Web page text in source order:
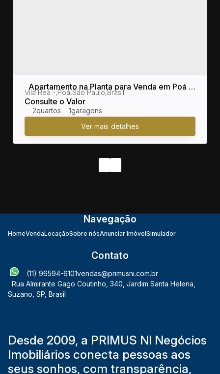
Apartamento na Planta para Venda em Poá /
SP no bairro Vila Rea
Consulte o Valor
Vila Rea ,Poá,São Paulo,Brasil
2 1
Navegação
HomeVendaLocaçãoSobre nósAnunciar ImóvelSimulador
Contato
(11) 96594-6101vendas@primusni.com.br
Rua Almirante Gago Coutinho 340 Jardim Santa Helena
Suzano SP Brasil
Desde 2009, a PRIMUS NI Negócios
Imobiliários conecta pessoas aos
seus sonhos, com transparência,